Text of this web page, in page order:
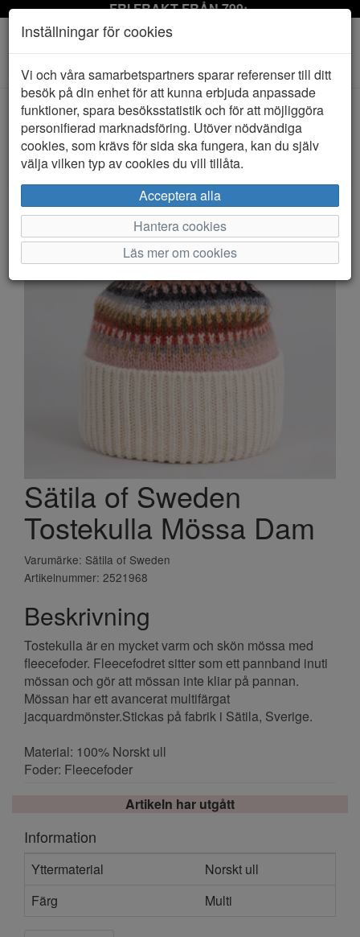
FRI FRAKT FRÅN 799:-
Toggle
navigation
HEM SÄTILA OF SWEDEN
Sätila of Sweden
Tostekulla Mössa Dam
Varumärke: Sätila of Sweden
Artikelnummer: 2521968
Beskrivning
Tostekulla är en mycket varm och skön mössa med
fleecefoder. Fleecefodret sitter som ett pannband inuti
mössan och gör att mössan inte kliar på pannan.
Mössan har ett avancerat multifärgat
jacquardmönster.Stickas på fabrik i Sätila, Sverige.
Material: 100% Norskt ull
Foder: Fleecefoder
Artikeln har utgått
Information
Yttermaterial
Norskt ull
Färg
Multi
Inställningar för cookies
Vi och våra samarbetspartners sparar referenser till ditt
besök på din enhet för att kunna erbjuda anpassade
funktioner, spara besöksstatistik och för att möjliggöra
personifierad marknadsföring. Utöver nödvändiga
cookies, som krävs för sida ska fungera, kan du själv
välja vilken typ av cookies du vill tillåta.
Acceptera alla
Hantera cookies
Läs mer om cookies